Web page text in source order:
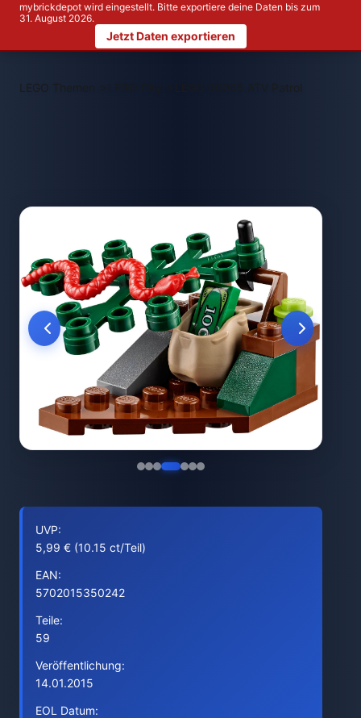
mybrickdepot wird eingestellt. Bitte exportiere deine Daten bis zum
31. August 2026.
Jetzt Daten exportieren
LEGO Themen > LEGO 60065 ATV Patrol
UVP:
5,99 € (10.15 ct/Teil)
EAN:
5702015350242
Teile:
59
Veröffentlichung:
14.01.2015
EOL Datum: